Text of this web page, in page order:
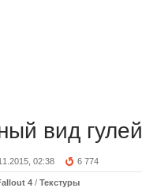
вид гулей
02:38 6 774
4 / Текстуры